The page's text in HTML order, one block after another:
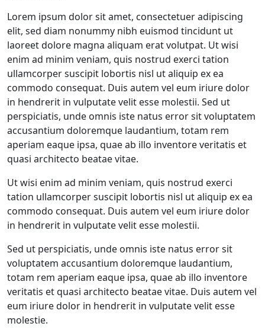
Lorem ipsum dolor sit amet, consectetuer adipiscing
elit, sed diam nonummy nibh euismod tincidunt ut
laoreet dolore magna aliquam erat volutpat. Ut wisi
enim ad minim veniam, quis nostrud exerci tation
ullamcorper suscipit lobortis nisl ut aliquip ex ea
commodo consequat. Duis autem vel eum iriure dolor
in hendrerit in vulputate velit esse molestii. Sed ut
perspiciatis, unde omnis iste natus error sit voluptatem
accusantium doloremque laudantium, totam rem
aperiam eaque ipsa, quae ab illo inventore veritatis et
quasi architecto beatae vitae.
Ut wisi enim ad minim veniam, quis nostrud exerci
tation ullamcorper suscipit lobortis nisl ut aliquip ex ea
commodo consequat. Duis autem vel eum iriure dolor
in hendrerit in vulputate velit esse molestii.
Sed ut perspiciatis, unde omnis iste natus error sit
voluptatem accusantium doloremque laudantium,
totam rem aperiam eaque ipsa, quae ab illo inventore
veritatis et quasi architecto beatae vitae. Duis autem vel
eum iriure dolor in hendrerit in vulputate velit esse
molestie.